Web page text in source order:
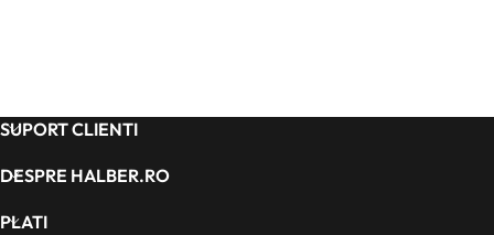
SUPORT CLIENTI
DESPRE HALBER.RO
PLATI